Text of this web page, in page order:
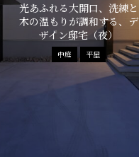
光あふれる大開口、洗練と
木の温もりが調和する、デ
ザイン邸宅（夜）
中庭 平屋